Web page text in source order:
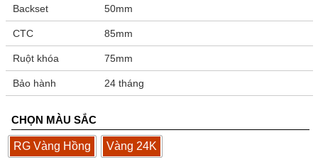
Backset 50mm
CTC 85mm
Ruột khóa 75mm
Bảo hành 24 tháng
CHỌN MÀU SẮC
RG Vàng Hồng Vàng 24K